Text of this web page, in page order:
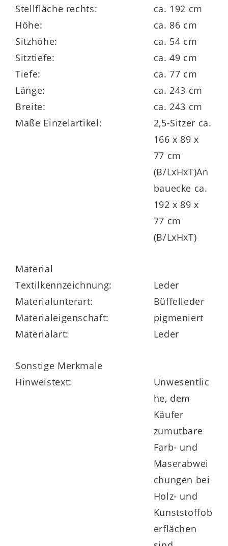
Das ist besonders:
nach Wunsch kombinierbar – aus zwei
Fußvarianten und vielen Einzeltypen
wählen, passende Stühle und Tisch
ergänzen
viele Stoff- und Ledervarianten – mit und
ohne Kontrastnaht
Stellfläche rechts:
ca. 192 cm
Höhe:
ca. 86 cm
Sitzhöhe:
ca. 54 cm
Sitztiefe:
ca. 49 cm
Tiefe:
ca. 77 cm
Länge:
ca. 243 cm
Breite:
ca. 243 cm
Maße Einzelartikel:
2,5-Sitzer ca.
166 x 89 x
77 cm
(B/LxHxT)An
bauecke ca.
192 x 89 x
77 cm
(B/LxHxT)
Material
Textilkennzeichnung:
Leder
Materialunterart:
Büffelleder
Materialeigenschaft:
pigmeniert
Materialart:
Leder
Sonstige Merkmale
Hinweistext:
Unwesentlic
he, dem
Käufer
zumutbare
Farb- und
Maserabwei
chungen bei
Holz- und
Kunststoffob
erflächen